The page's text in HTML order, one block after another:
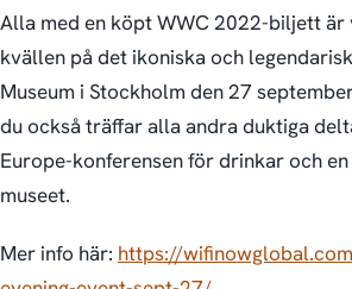
Alla med en köpt WWC 2022-biljett är
kvällen på det ikoniska och
Museum i Stockholm den 27
du också träffar alla andra duktiga
Europe-konferensen för drinkar och
museet.
Mer info här: https://